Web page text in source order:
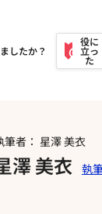
したか？
筆者： 星澤 美衣
澤 美衣